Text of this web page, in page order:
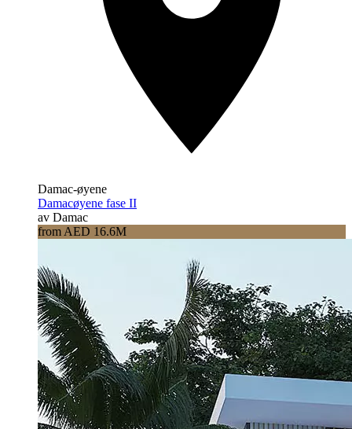
Damac-øyene
Damacøyene fase II
av Damac
from AED 16.6M